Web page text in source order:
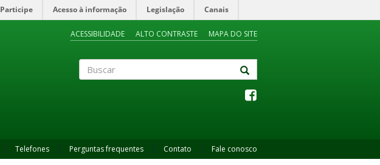
Participe Acesso à informação Legislação Canais
ACESSIBILIDADE ALTO CONTRASTE MAPA DO SITE
Telefones Perguntas frequentes Contato Fale conosco